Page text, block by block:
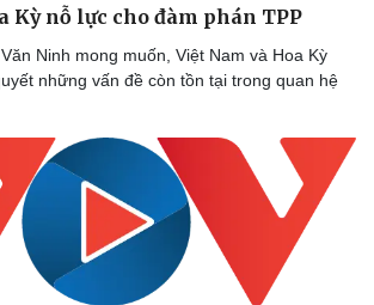
Kỳ nỗ lực cho đàm phán TPP
Ninh mong muốn, Việt Nam và Hoa Kỳ
những vấn đề còn tồn tại trong quan hệ